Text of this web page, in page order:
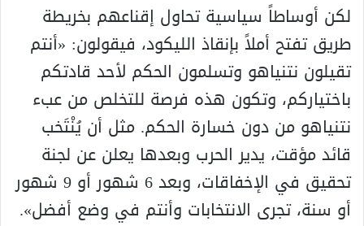
لكن أوساطاً سياسية تحاول إقناعهم بخريطة
طريق تفتح أملاً بإنقاذ الليكود، فيقولون: «أنتم
تقيلون نتنياهو وتسلمون الحكم لأحد قادتكم
باختياركم، وتكون هذه فرصة للتخلص من عبء
نتنياهو من دون خسارة الحكم. مثل أن يُنْتَخب
قائد مؤقت، يدير الحرب وبعدها يعلن عن لجنة
تحقيق في الإخفاقات، وبعد 6 شهور أو 9 شهور
أو سنة، تجرى الانتخابات وأنتم في وضع أفضل».